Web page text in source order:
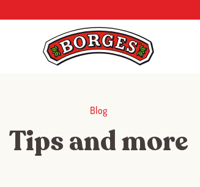
Blog
Tips and more